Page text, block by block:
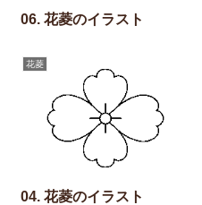
06. 花菱のイラスト
花菱
04. 花菱のイラスト